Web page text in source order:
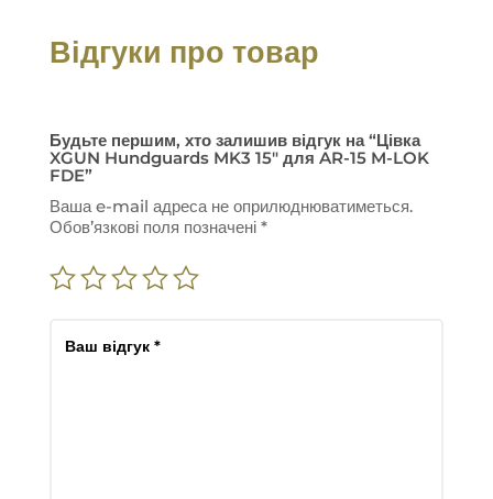
Відгуки про товар
Будьте першим, хто залишив відгук на “Цівка
XGUN Hundguards MK3 15″ для AR-15 M-LOK
FDE”
Ваша e-mail адреса не оприлюднюватиметься.
Обов’язкові поля позначені *